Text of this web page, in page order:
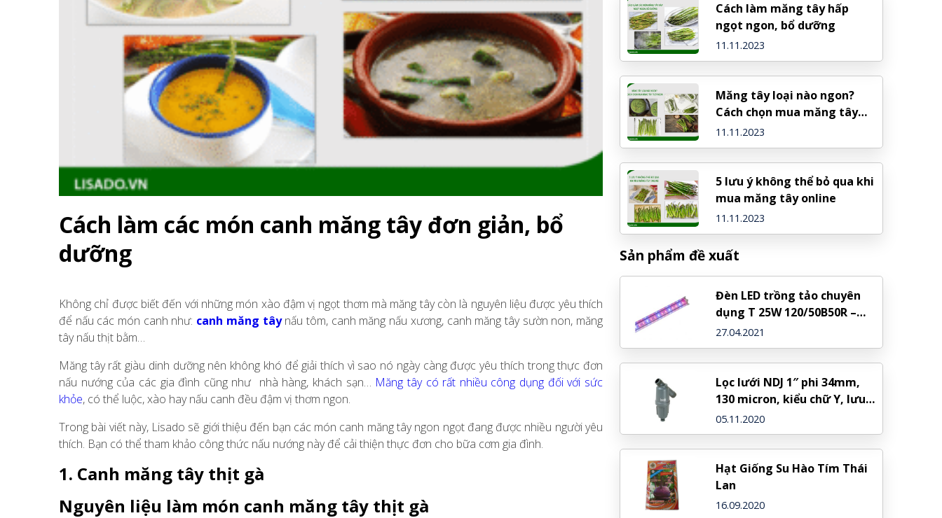
Cách làm các món canh măng tây đơn giản, bổ
dưỡng
Không chỉ được biết đến với những món xào đậm vị ngọt thơm mà măng tây còn là nguyên liệu được yêu thích
để nấu các món canh như: canh măng tâynấu tôm, canh măng nấu xương, canh măng tây sườn non, măng
tây nấu thịt bằm…
Măng tây rất giàu dinh dưỡng nên không khó để giải thích vì sao nó ngày càng được yêu thích trong thực đơn
nấu nướng của các gia đình cũng như nhà hàng, khách sạn… Măng tây có rất nhiều công dụng đối với sức
khỏe, có thể luộc, xào hay nấu canh đều đậm vị thơm ngon.
Trong bài viết này, Lisado sẽ giới thiệu đến bạn các món canh măng tây ngon ngọt đang được nhiều người yêu
thích. Bạn có thể tham khảo công thức nấu nướng này để cải thiện thực đơn cho bữa cơm gia đình.
1. Canh măng tây thịt gà
Nguyên liệu làm món canh măng tây thịt gà
Cách làm măng tây hấp
ngọt ngon, bổ dưỡng
11.11.2023
Măng tây loại nào ngon?
Cách chọn mua măng tây
tươi ngon
11.11.2023
5 lưu ý không thể bỏ qua khi
mua măng tây online
11.11.2023
Sản phẩm đề xuất
Đèn LED trồng tảo chuyên
dụng T 25W 120/50B50R –
Rạng Đông
27.04.2021
Lọc lưới NDJ 1″ phi 34mm,
130 micron, kiểu chữ Y, lưu
lượng 5m3/h – NDJ (Israel)
05.11.2020
Hạt Giống Su Hào Tím Thái
Lan
16.09.2020